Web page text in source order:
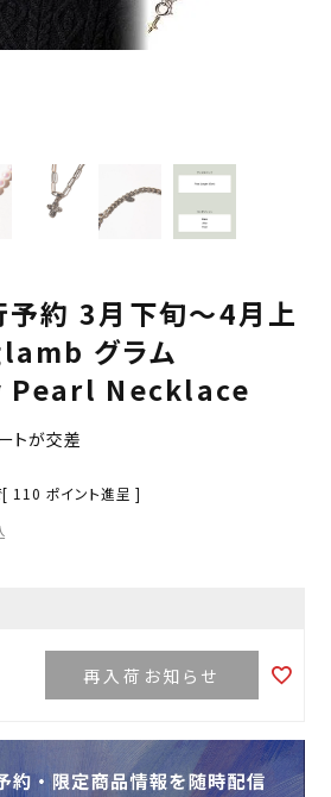
約 3月下旬～4月上
グラム
Pearl Necklace
トが交差
[ 110 ポイント進呈 ]
再入荷お知らせ